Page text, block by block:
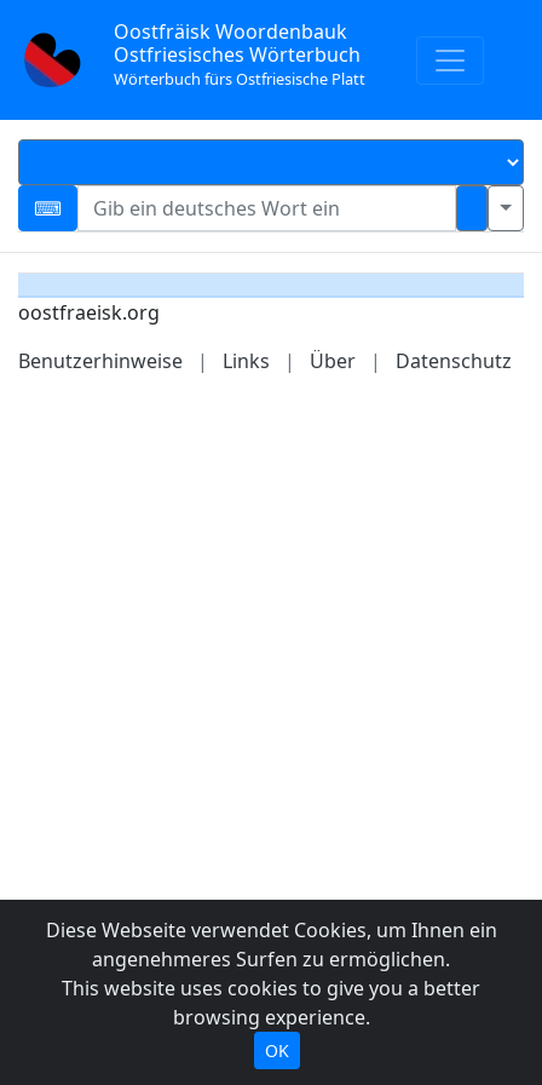
Oostfräisk Woordenbauk
Ostfriesisches Wörterbuch
Wörterbuch fürs Ostfriesische Platt
oostfraeisk.org
Benutzerhinweise
| Links | Über | Datenschutz
Diese Webseite verwendet Cookies, um Ihnen ein
angenehmeres Surfen zu ermöglichen.
This website uses cookies to give you a better
browsing experience.
OK